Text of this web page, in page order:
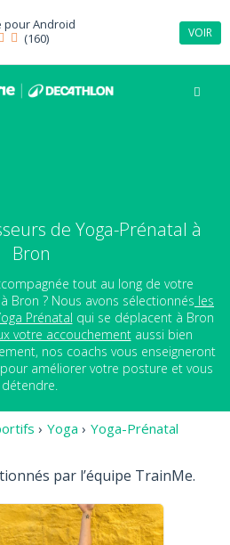
pourAndroid
(160)
VOIR
de Yoga-Prénatal à
Bron
tout au long de votre
Bron ? Nous avons sélectionnés les
Prénatal qui se déplacent à Bron
votre accouchementaussi bien
nos coachs vous enseigneront
améliorer votre posture et vous
détendre.
› Yoga › Yoga-Prénatal
par l’équipe TrainMe.